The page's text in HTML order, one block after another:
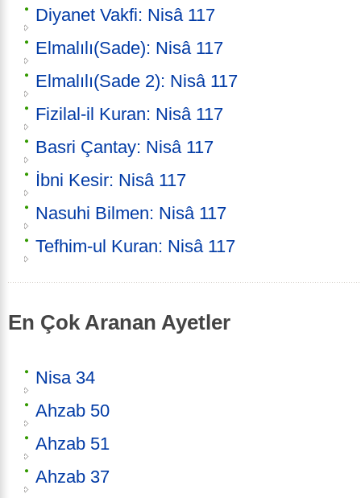
Diyanet Vakfi: Nisâ 117
Elmalılı(Sade): Nisâ 117
Elmalılı(Sade 2): Nisâ 117
Fizilal-il Kuran: Nisâ 117
Basri Çantay: Nisâ 117
İbni Kesir: Nisâ 117
Nasuhi Bilmen: Nisâ 117
Tefhim-ul Kuran: Nisâ 117
En Çok Aranan Ayetler
Nisa 34
Ahzab 50
Ahzab 51
Ahzab 37